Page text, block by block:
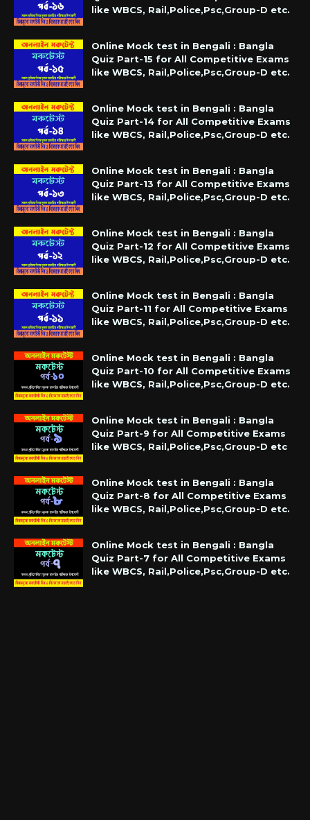
like WBCS, Rail,Police,Psc,Group-D etc.
Online Mock test in Bengali : Bangla
Quiz Part-15 for All Competitive Exams
like WBCS, Rail,Police,Psc,Group-D etc.
Online Mock test in Bengali : Bangla
Quiz Part-14 for All Competitive Exams
like WBCS, Rail,Police,Psc,Group-D etc.
Online Mock test in Bengali : Bangla
Quiz Part-13 for All Competitive Exams
like WBCS, Rail,Police,Psc,Group-D etc.
Online Mock test in Bengali : Bangla
Quiz Part-12 for All Competitive Exams
like WBCS, Rail,Police,Psc,Group-D etc.
Online Mock test in Bengali : Bangla
Quiz Part-11 for All Competitive Exams
like WBCS, Rail,Police,Psc,Group-D etc.
Online Mock test in Bengali : Bangla
Quiz Part-10 for All Competitive Exams
like WBCS, Rail,Police,Psc,Group-D etc.
Online Mock test in Bengali : Bangla
Quiz Part-9 for All Competitive Exams
like WBCS, Rail,Police,Psc,Group-D etc
Online Mock test in Bengali : Bangla
Quiz Part-8 for All Competitive Exams
like WBCS, Rail,Police,Psc,Group-D etc.
Online Mock test in Bengali : Bangla
Quiz Part-7 for All Competitive Exams
like WBCS, Rail,Police,Psc,Group-D etc.